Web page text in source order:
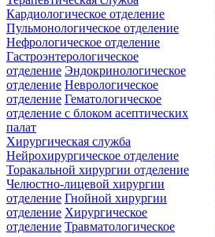
Кардиологическое отделение
Пульмонологическое отделение
Нефрологическое отделение
Гастроэнтерологическое
отделение Эндокринологическое
отделение Неврологическое
отделение Гематологическое
отделение c блоком асептических
палат
Хирургическая служба
Нейрохирургическое отделение
Торакальной хирургии отделение
Челюстно-лицевой хирургии
отделение Гнойной хирургии
отделение Хирургическое
отделение Травматологическое